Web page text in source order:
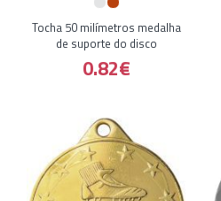
Tocha 50 milímetros medalha
de suporte do disco
0.82€